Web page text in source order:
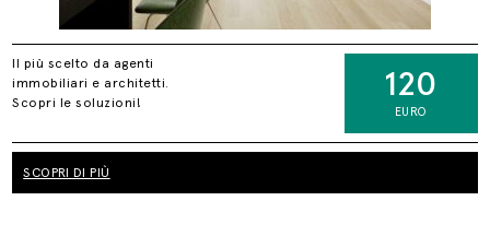
Il più scelto da agenti
immobiliari e architetti.
Scopri le soluzioni!
120
EURO
SCOPRI DI PIÙ